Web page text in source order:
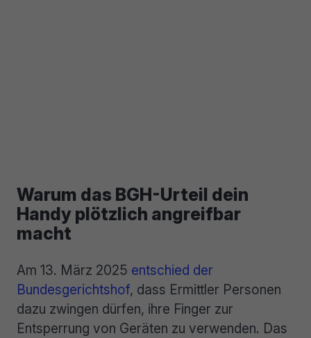
Warum das BGH-Urteil dein
Handy plötzlich angreifbar
macht
Am 13. März 2025 entschied der
Bundesgerichtshof, dass Ermittler Personen
dazu zwingen dürfen, ihre Finger zur
Entsperrung von Geräten zu verwenden. Das